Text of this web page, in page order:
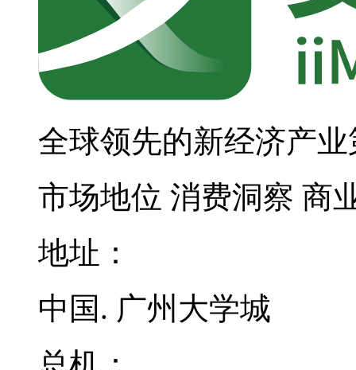
全球领先的新经济产
市场地位 消费洞察 商
地址：
中国. 广州大学城